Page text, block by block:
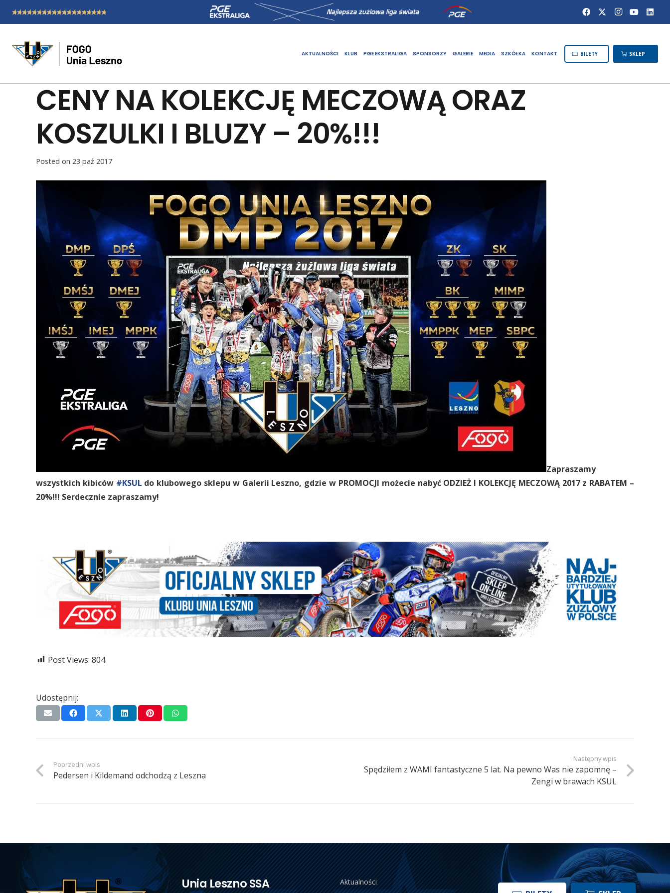
AKTUALNOŚCI KLUB PGE EKSTRALIGA SPONSORZY GALERIE MEDIA SZKÓŁKA KONTAKT BILETY SKLEP
CENY NA KOLEKCJĘ MECZOWĄ ORAZ
KOSZULKI I BLUZY – 20%!!!
Posted on 23 paź 2017
Zapraszamy
wszystkich kibiców #KSUL do klubowego sklepu w Galerii Leszno, gdzie w PROMOCJI możecie nabyć ODZIEŻ I KOLEKCJĘ MECZOWĄ 2017 z RABATEM –
20%!!! Serdecznie zapraszamy!
Post Views: 804
Udostępnij:
Poprzedni wpis
Pedersen i Kildemand odchodzą z Leszna
Następny wpis
Spędziłem z WAMI fantastyczne 5 lat. Na pewno Was nie zapomnę –
Zengi w brawach KSUL
Unia Leszno SSA
Aktualności